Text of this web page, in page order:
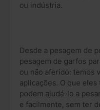
ou indústria.
Desde a pesagem de
pesagem de garfos
ou não aferido: temos
aplicações. O que
podem ajudá-lo a
e facilmente, sem ter